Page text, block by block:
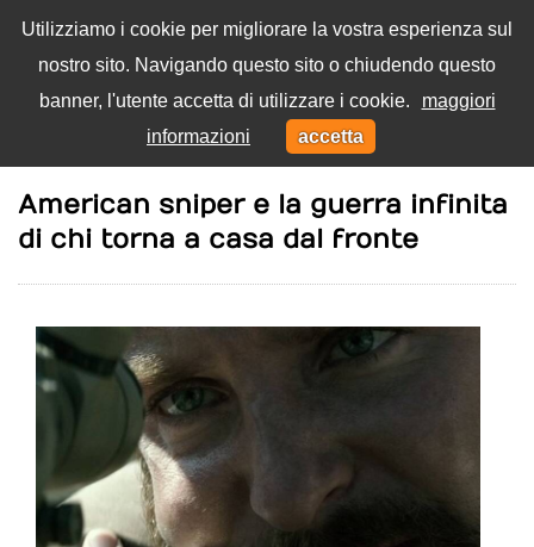
Utilizziamo i cookie per migliorare la vostra esperienza sul
nostro sito. Navigando questo sito o chiudendo questo
banner, l'utente accetta di utilizzare i cookie.
maggiori
informazioni
accetta
Menu
American sniper e la guerra infinita
di chi torna a casa dal fronte